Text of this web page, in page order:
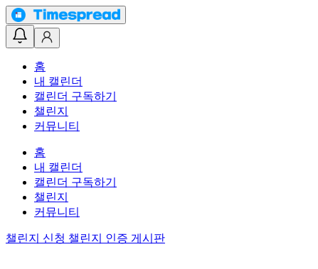
홈
내 캘린더
캘린더 구독하기
챌린지
커뮤니티
홈
내 캘린더
캘린더 구독하기
챌린지
커뮤니티
챌린지 신청 챌린지 인증 게시판